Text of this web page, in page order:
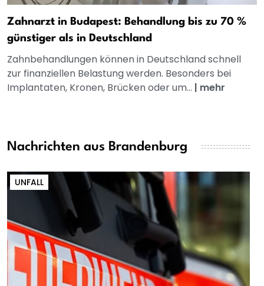
Zahnarzt in Budapest: Behandlung bis zu 70 %
günstiger als in Deutschland
Zahnbehandlungen können in Deutschland schnell
zur finanziellen Belastung werden. Besonders bei
Implantaten, Kronen, Brücken oder um... | mehr
Nachrichten aus Brandenburg
UNFALL